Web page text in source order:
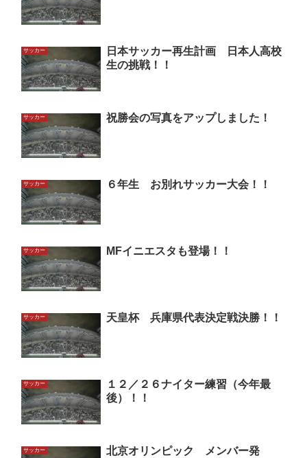
サッカー
日本サッカー再生計画 日本人高校
生の挑戦！！
サッカー 祝勝会の写真をアップしました！
サッカー ６年生 お別れサッカー大会！！
サッカー MFイニエスタも登場！！
サッカー 天皇杯 兵庫県代表決定戦決勝！！
サッカー
１２／２６ナイター練習（今年最
後）！！
サッカー
北京オリンピック メンバー発